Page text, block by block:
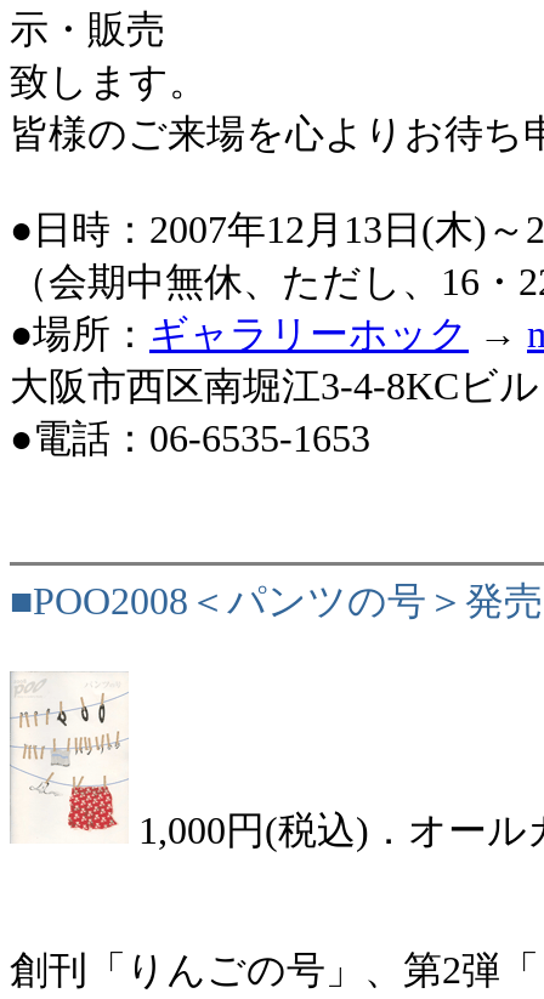
示・販売
致します。
皆様のご来場を心よりお待ち
●日時：2007年12月13日(木)～
（会期中無休、ただし、16・
●場所： ギャラリーホック →
大阪市西区南堀江3-4-8KCビル
●電話：06-6535-1653
■POO2008＜パンツの号＞発
1,000円(税込)．オール
創刊「りんごの号」、第2弾